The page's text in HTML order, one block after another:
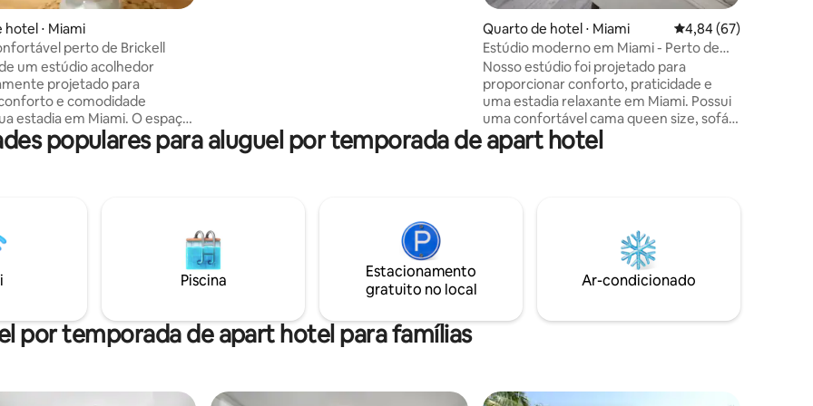
⋅ Miami
perto de Brickell
um estúdio acolhedor
projetado para
e comodidade
estadia em Miami. O espaço
confortável cama de
um banheiro
tranquilo e funcional com
localização, perfeito para
de explorar a cidade,
Ocho ou curtir Brickell e o
Quarto de hotel ⋅ Miami 4,84 de uma
4,84 (67)
Estúdio moderno em Miami - Perto de
Brickell
Nosso estúdio foi projetado para
proporcionar conforto, praticidade e
uma estadia relaxante em Miami. Possui
uma confortável cama queen size, sofá-
cama, banheiro privativo e uma cozinha
acoplada totalmente equipada com
a lazer, oferecendo um lugar acolhedor e
bem localizado para relaxar depois de um
dia explorando Miami, Little Havana,
Brickell e atrações próximas.
populares para aluguel por temporada de apart hotel
Piscina
Estacionamento
gratuito no local
Ar-condicionado
por temporada de apart hotel para famílias